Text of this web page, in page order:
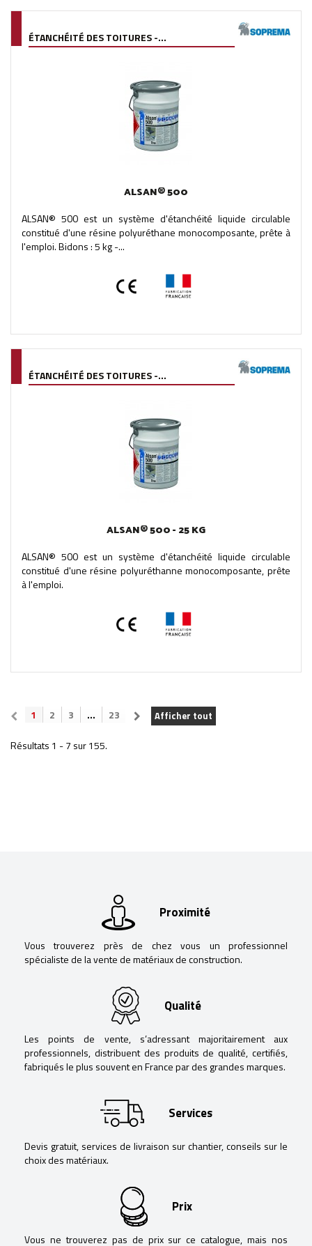
ÉTANCHÉITÉ DES TOITURES -...
ALSAN® 500
ALSAN® 500 est un système d'étanchéité liquide circulable
constitué d'une résine polyuréthane monocomposante, prête à
l'emploi. Bidons : 5 kg -...
ÉTANCHÉITÉ DES TOITURES -...
ALSAN® 500 - 25 KG
ALSAN® 500 est un système d'étanchéité liquide circulable
constitué d'une résine polyuréthanne monocomposante, prête
à l'emploi.
Afficher tout
1 2 3 ... 23
Résultats 1 - 7 sur 155.
Proximité
Vous trouverez près de chez vous un professionnel
spécialiste de la vente de matériaux de construction.
Qualité
Les points de vente, s’adressant majoritairement aux
professionnels, distribuent des produits de qualité, certifiés,
fabriqués le plus souvent en France par des grandes marques.
Services
Devis gratuit, services de livraison sur chantier, conseils sur le
choix des matériaux.
Prix
Vous ne trouverez pas de prix sur ce catalogue, mais nos